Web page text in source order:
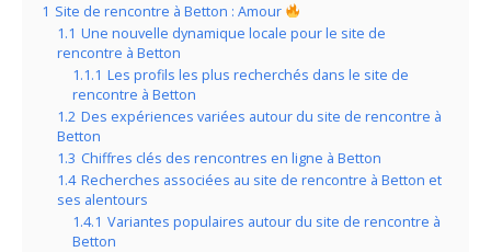
1 Site de rencontre à Betton : Amour
1.1 Une nouvelle dynamique locale pour le site de
rencontre à Betton
1.1.1 Les profils les plus recherchés dans le site de
rencontre à Betton
1.2 Des expériences variées autour du site de rencontre à
Betton
1.3 Chiffres clés des rencontres en ligne à Betton
1.4 Recherches associées au site de rencontre à Betton et
ses alentours
1.4.1 Variantes populaires autour du site de rencontre à
Betton